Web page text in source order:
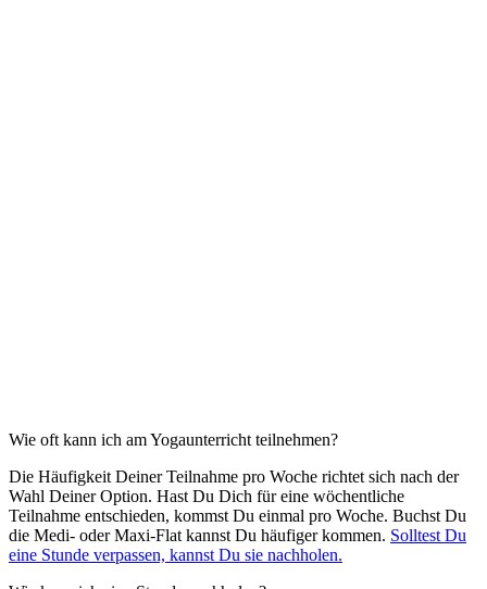
Wie oft kann ich am Yogaunterricht teilnehmen?
Die Häufigkeit Deiner Teilnahme pro Woche richtet sich nach der
Wahl Deiner Option. Hast Du Dich für eine wöchentliche
Teilnahme entschieden, kommst Du einmal pro Woche. Buchst Du
die Medi- oder Maxi-Flat kannst Du häufiger kommen. Solltest Du
eine Stunde verpassen, kannst Du sie nachholen.